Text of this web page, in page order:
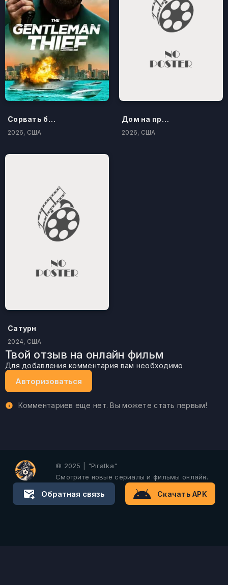
Сорвать банк 3: Вор-джентльмен
2026, США
Дом на проклятом холме
2026, США
Сатурн
2024, США
Твой отзыв на онлайн фильм
Для добавления комментария вам необходимо
Авторизоваться
Комментариев еще нет. Вы можете стать первым!
© 2025 | "Piratka"
Смотрите новые сериалы и фильмы онлайн.
Обратная связь Скачать APK